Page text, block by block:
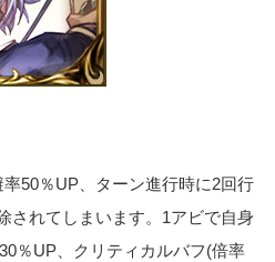
50％UP、ターン進行時に2回行
されてしまいます。1アビで自身
％UP、クリティカルバフ(倍率